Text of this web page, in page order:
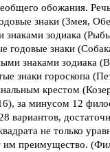
обожания.
знаки (Змея,
знаками зодиака
годовые знаки
знаками зодиака
знаки гороскопа
крестом
за минусом 12
вариантов,
не только
им преимущество.